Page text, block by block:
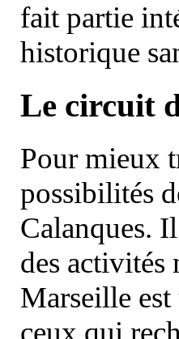
fait partie
historique
Le circuit
Pour mieux
possibilités
Calanques.
des activités
Marseille
ceux qui